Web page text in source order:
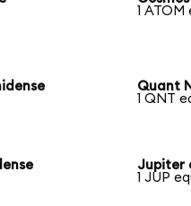
1 ATOM
Quant
1 QNT
Jupiter
1 JUP